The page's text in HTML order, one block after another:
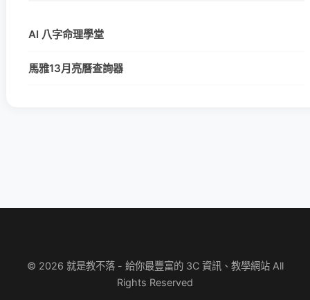
AI 八字命理學堂
馬雅13月亮曆查詢器
© 2026 就是教不落 - 給你最豐富的 3C 資訊、教學網站 All
Rights Reserved